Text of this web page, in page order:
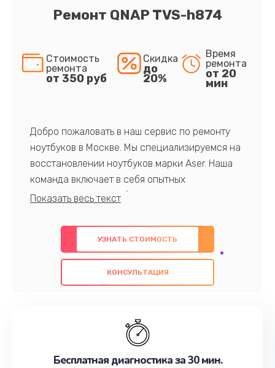
Ремонт QNAP TVS-h874
Стоимость
ремонта
от 350 руб
Скидка
до
20%
Время
ремонта
от 20
мин
Добро пожаловать в наш сервис по ремонту
ноутбуков в Москве. Мы специализируемся на
восстановлении ноутбуков марки Aser. Наша
команда включает в себя опытных
профессионалов с обширными знаниями и
предлагаем быстрый и качественный ремонт с
использованием оригинальных компонентов, а
также гарантируем качество всех
проведенных работ. Наша цель - предоставить
наилучшим образом. Не медлите записаться на
УЗНАТЬ СТОИМОСТЬ
КОНСУЛЬТАЦИЯ
Бесплатная диагностика за 30 мин.